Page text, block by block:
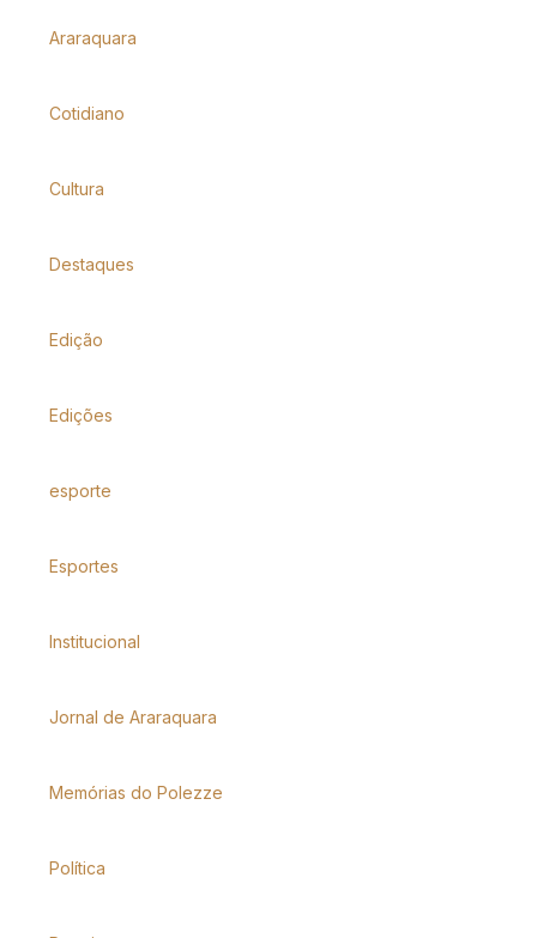
Araraquara
Cotidiano
Cultura
Destaques
Edição
Edições
esporte
Esportes
Institucional
Jornal de Araraquara
Memórias do Polezze
Política